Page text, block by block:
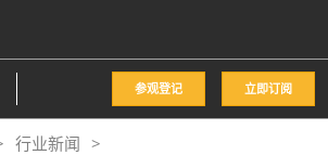
参观登记 立即订阅
行业新闻